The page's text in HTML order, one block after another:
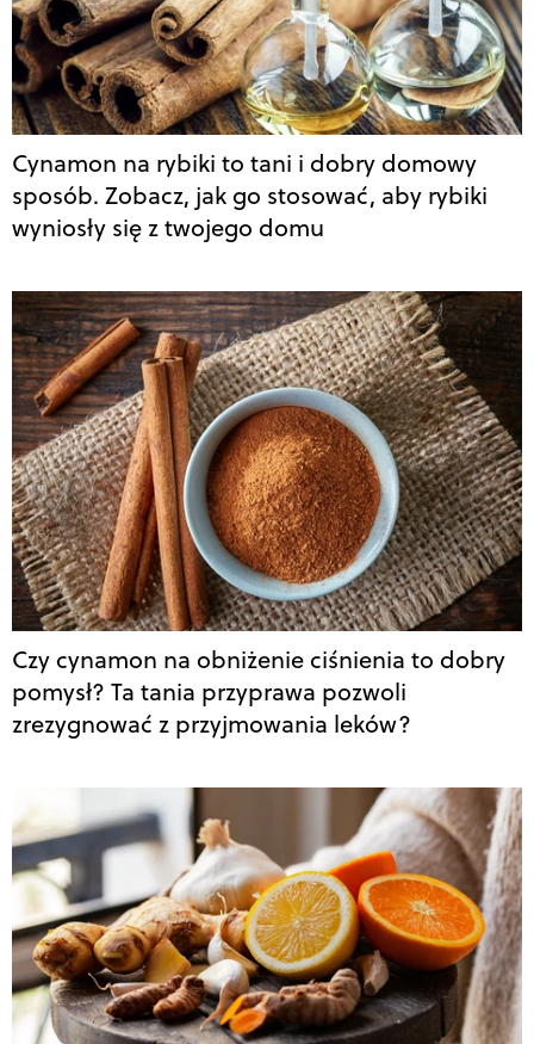
Cynamon na rybiki to tani i dobry domowy
sposób. Zobacz, jak go stosować, aby rybiki
wyniosły się z twojego domu
Czy cynamon na obniżenie ciśnienia to dobry
pomysł? Ta tania przyprawa pozwoli
zrezygnować z przyjmowania leków?